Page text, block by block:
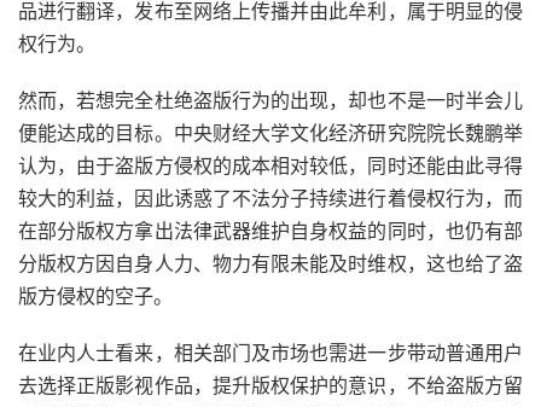
品进行翻译，发布至网络上传播并由此牟利，属于明显的侵
权行为。
然而，若想完全杜绝盗版行为的出现，却也不是一时半会儿
便能达成的目标。中央财经大学文化经济研究院院长魏鹏举
认为，由于盗版方侵权的成本相对较低，同时还能由此寻得
较大的利益，因此诱惑了不法分子持续进行着侵权行为，而
在部分版权方拿出法律武器维护自身权益的同时，也仍有部
分版权方因自身人力、物力有限未能及时维权，这也给了盗
版方侵权的空子。
在业内人士看来，相关部门及市场也需进一步带动普通用户
去选择正版影视作品，提升版权保护的意识，不给盗版方留